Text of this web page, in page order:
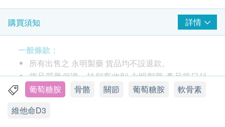
產地
美國
包裝
80粒
功效
維倍加固骨力 含有6大修護軟骨及強化骨質成份，1粒
購買須知 詳情
一般條款：
所有出售之 永明製藥 貨品均不設退款。
貨品質量保證，於顧客收到 永明製藥 產品當日起
計，食用期應最少有9個月或以上。
如有任何爭議，香港永明藥業有限公司 及 健康網
葡萄糖胺 骨骼 關節 葡萄糖胺
軟骨素
維他命D3